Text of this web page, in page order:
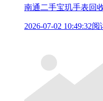
南通二手宝玑手表回
2026-07-02 10:49:32阅